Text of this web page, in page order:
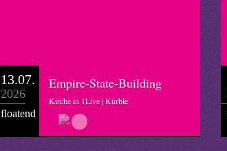
13.07.
2026
floatend
Empire-State-Building
Kirche in 1Live | Kürble